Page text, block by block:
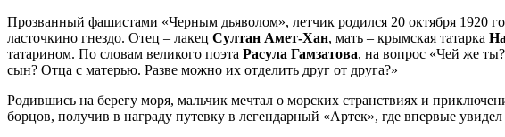
Прозванный фашистами «Черным дьяволом», летчик родился 20 октября 1920
ласточкино гнездо. Отец – лакец Султан Амет-Хан, мать – крымская татарка
татарином. По словам великого поэта Расула Гамзатова, на вопрос «Чей же
сын? Отца с матерью. Разве можно их отделить друг от друга?»
Родившись на берегу моря, мальчик мечтал о морских странствиях и
борцов, получив в награду путевку в легендарный «Артек», где впервые